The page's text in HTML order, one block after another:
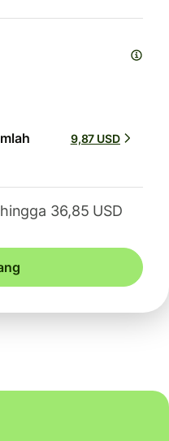
9,87 USD
36,85 USD